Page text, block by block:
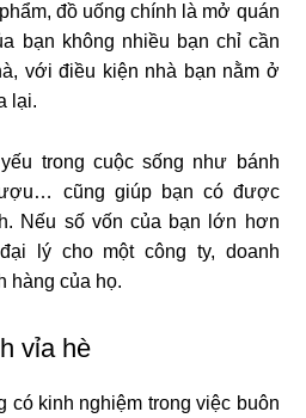
đồ uống chính là mở quán
bạn không nhiều bạn chỉ cần
với điều kiện nhà bạn nằm ở
lại.
trong cuộc sống như bánh
cũng giúp bạn có được
Nếu số vốn của bạn lớn hơn
lý cho một công ty, doanh
hàng của họ.
vỉa hè
có kinh nghiệm trong việc buôn